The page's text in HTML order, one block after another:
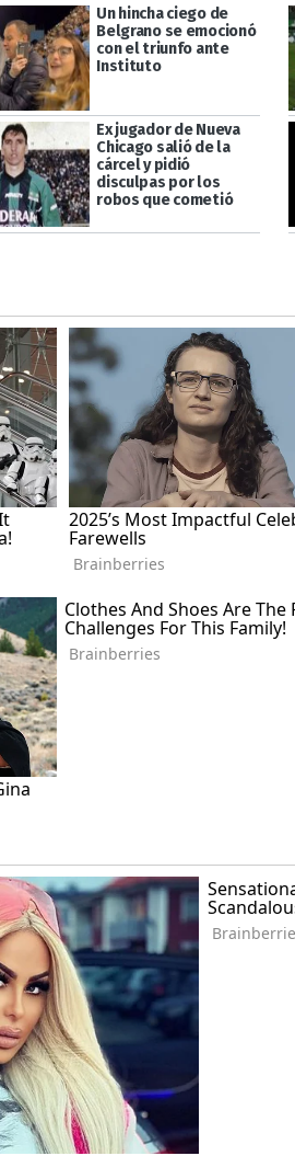
Un hincha ciego de
Belgrano se emocionó
con el triunfo ante
Instituto
Ex jugador de Nueva
Chicago salió de la
cárcel y pidió
disculpas por los
robos que cometió